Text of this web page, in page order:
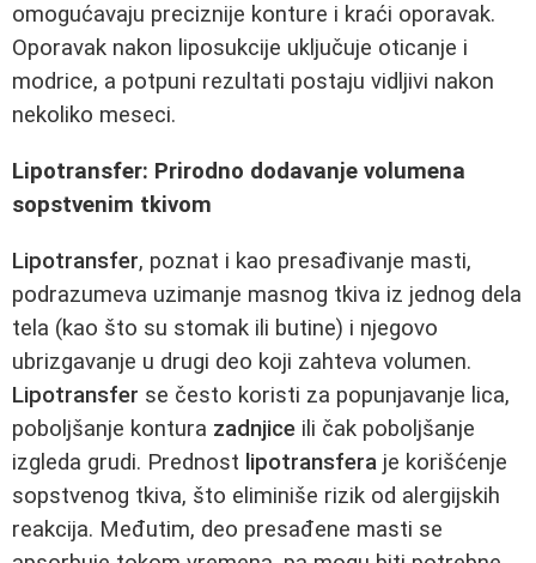
omogućavaju preciznije konture i kraći oporavak.
Oporavak nakon liposukcije uključuje oticanje i
modrice, a potpuni rezultati postaju vidljivi nakon
nekoliko meseci.
Lipotransfer: Prirodno dodavanje volumena
sopstvenim tkivom
Lipotransfer, poznat i kao presađivanje masti,
podrazumeva uzimanje masnog tkiva iz jednog dela
tela (kao što su stomak ili butine) i njegovo
ubrizgavanje u drugi deo koji zahteva volumen.
Lipotransfer se često koristi za popunjavanje lica,
poboljšanje kontura zadnjice ili čak poboljšanje
izgleda grudi. Prednost lipotransfera je korišćenje
sopstvenog tkiva, što eliminiše rizik od alergijskih
reakcija. Međutim, deo presađene masti se